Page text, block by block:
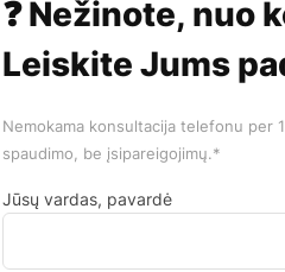
❓ Nežinote, nuo
Leiskite Jums
Nemokama konsultacija telefonu per
spaudimo, be įsipareigojimų.*
Jūsų vardas, pavardė